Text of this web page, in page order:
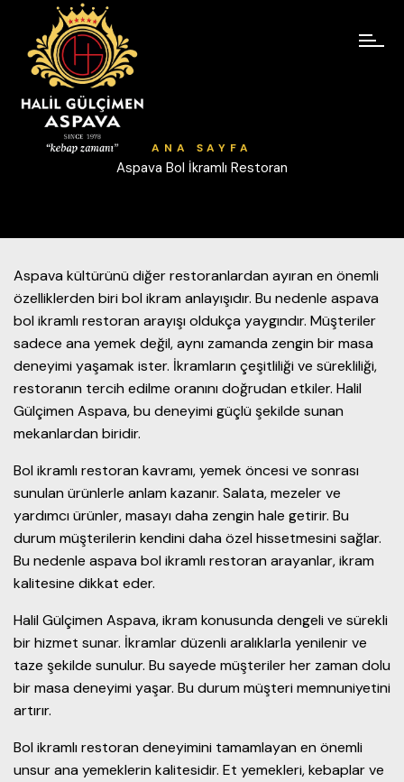
ANA SAYFA
Aspava Bol İkramlı Restoran
Aspava kültürünü diğer restoranlardan ayıran en önemli
özelliklerden biri bol ikram anlayışıdır. Bu nedenle aspava
bol ikramlı restoran arayışı oldukça yaygındır. Müşteriler
sadece ana yemek değil, aynı zamanda zengin bir masa
deneyimi yaşamak ister. İkramların çeşitliliği ve sürekliliği,
restoranın tercih edilme oranını doğrudan etkiler. Halil
Gülçimen Aspava, bu deneyimi güçlü şekilde sunan
mekanlardan biridir.
Bol ikramlı restoran kavramı, yemek öncesi ve sonrası
sunulan ürünlerle anlam kazanır. Salata, mezeler ve
yardımcı ürünler, masayı daha zengin hale getirir. Bu
durum müşterilerin kendini daha özel hissetmesini sağlar.
Bu nedenle aspava bol ikramlı restoran arayanlar, ikram
kalitesine dikkat eder.
Halil Gülçimen Aspava, ikram konusunda dengeli ve sürekli
bir hizmet sunar. İkramlar düzenli aralıklarla yenilenir ve
taze şekilde sunulur. Bu sayede müşteriler her zaman dolu
bir masa deneyimi yaşar. Bu durum müşteri memnuniyetini
artırır.
Bol ikramlı restoran deneyimini tamamlayan en önemli
unsur ana yemeklerin kalitesidir. Et yemekleri, kebaplar ve